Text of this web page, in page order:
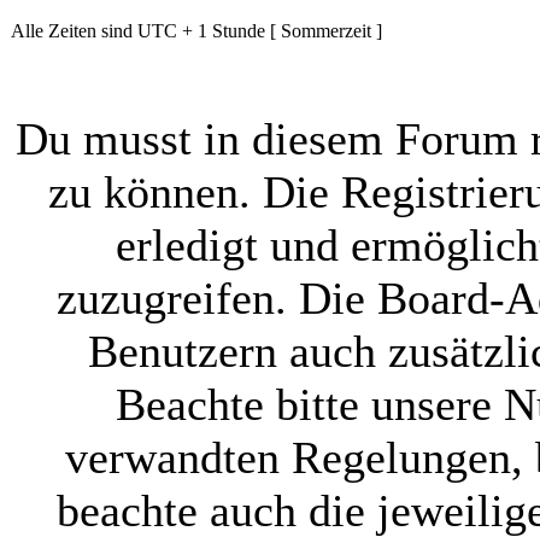
Alle Zeiten sind UTC + 1 Stunde [ Sommerzeit ]
Du musst in diesem
zu können. Die
erledigt und
zuzugreifen. Die Board-
Benutzern auch
Beachte bitte unsere
verwandten
beachte auch die